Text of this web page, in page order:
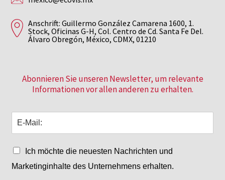
Anschrift: Guillermo González Camarena 1600, 1.
Stock, Oficinas G-H, Col. Centro de Cd. Santa Fe Del.
Álvaro Obregón, México, CDMX, 01210
Abonnieren Sie unseren Newsletter, um relevante
Informationen vor allen anderen zu erhalten.
Ich möchte die neuesten Nachrichten und
Marketinginhalte des Unternehmens erhalten.